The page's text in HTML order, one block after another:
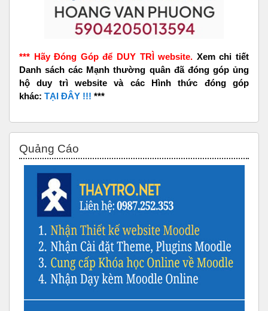
*** Hãy Đóng Góp để DUY TRÌ website. Xem chi tiết
Danh sách các Mạnh thường quân đã đóng góp ủng
hộ duy trì website và các Hình thức đóng góp
khác: TẠI ĐÂY !!! ***
Quảng Cáo